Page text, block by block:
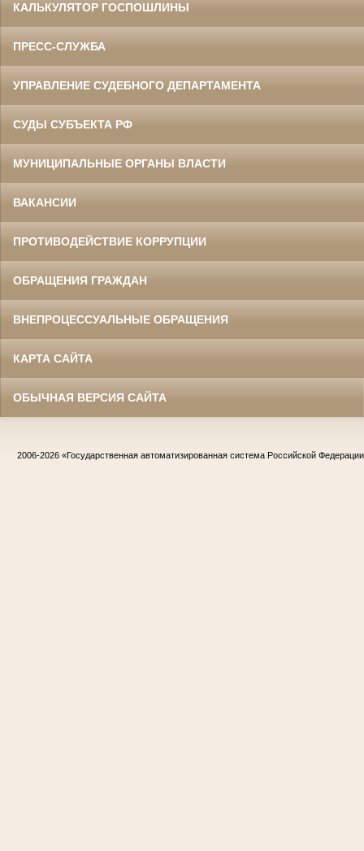
КАЛЬКУЛЯТОР ГОСПОШЛИНЫ
ПРЕСС-СЛУЖБА
УПРАВЛЕНИЕ СУДЕБНОГО ДЕПАРТАМЕНТА
СУДЫ СУБЪЕКТА РФ
МУНИЦИПАЛЬНЫЕ ОРГАНЫ ВЛАСТИ
ВАКАНСИИ
ПРОТИВОДЕЙСТВИЕ КОРРУПЦИИ
ОБРАЩЕНИЯ ГРАЖДАН
ВНЕПРОЦЕССУАЛЬНЫЕ ОБРАЩЕНИЯ
КАРТА САЙТА
ОБЫЧНАЯ ВЕРСИЯ САЙТА
2006-2026 «Государственная автоматизированная система Российской